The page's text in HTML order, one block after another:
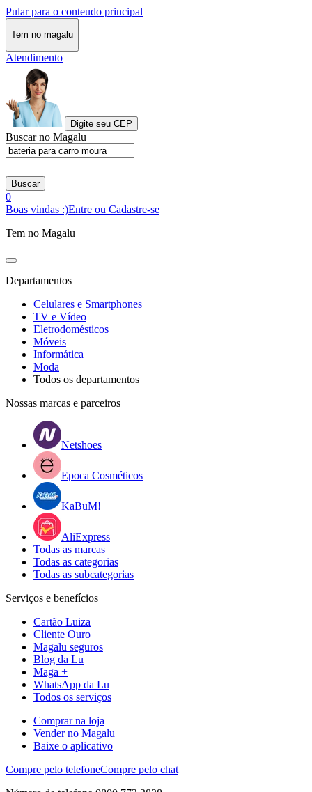
Pular para o conteudo principal
Tem no magalu
Atendimento
Digite seu CEP
Buscar no Magalu
Buscar
0
Boas vindas :)Entre ou Cadastre-se
Tem no Magalu
Departamentos
Celulares e Smartphones
TV e Vídeo
Eletrodomésticos
Móveis
Informática
Moda
Todos os departamentos
Nossas marcas e parceiros
Netshoes
Epoca Cosméticos
KaBuM!
AliExpress
Todas as marcas
Todas as categorias
Todas as subcategorias
Serviços e benefícios
Cartão Luiza
Cliente Ouro
Magalu seguros
Blog da Lu
Maga +
WhatsApp da Lu
Todos os serviços
Comprar na loja
Vender no Magalu
Baixe o aplicativo
Compre pelo telefoneCompre pelo chat